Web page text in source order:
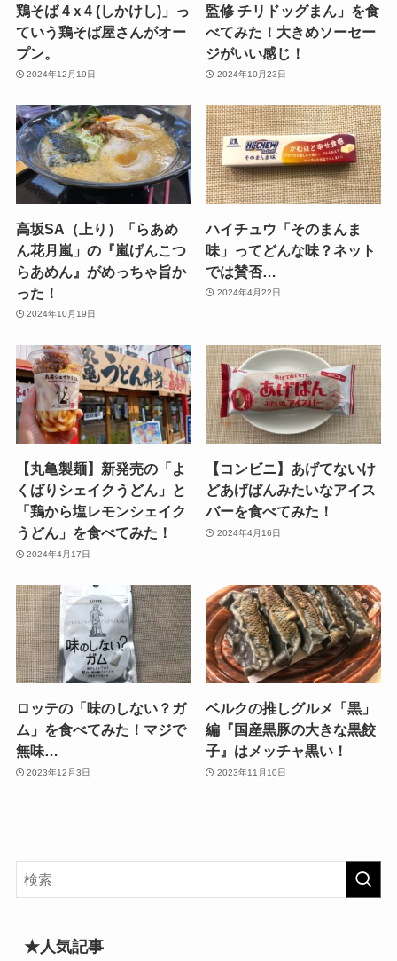
鶏そば 4ｘ4 (しかけし)」っ
ていう鶏そば屋さんがオー
プン。
2024年12月19日
監修 チリドッグまん」を食
べてみた！大きめソーセー
ジがいい感じ！
2024年10月23日
高坂SA（上り）「らあめ
ん花月嵐」の『嵐げんこつ
らあめん』がめっちゃ旨か
った！
2024年10月19日
ハイチュウ「そのまんま
味」ってどんな味？ネット
では賛否…
2024年4月22日
【丸亀製麺】新発売の「よ
くばりシェイクうどん」と
「鶏から塩レモンシェイク
うどん」を食べてみた！
2024年4月17日
【コンビニ】あげてないけ
どあげぱんみたいなアイス
バーを食べてみた！
2024年4月16日
ロッテの「味のしない？ガ
ム」を食べてみた！マジで
無味…
2023年12月3日
ベルクの推しグルメ「黒」
編『国産黒豚の大きな黒餃
子』はメッチャ黒い！
2023年11月10日
★人気記事